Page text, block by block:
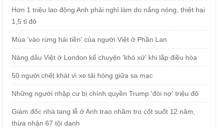
Hơn 1 triệu lao động Anh phải nghỉ làm do nắng nóng, thiệt hại
1,5 tỉ đô
Mùa 'vào rừng hái tiền' của người Việt ở Phần Lan
Nàng dâu Việt ở London kể chuyện 'khó xử' khi lắp điều hòa
50 người chết khát vì xe tải hỏng giữa sa mạc
Những người nhập cư bị chính quyền Trump 'đòi nợ' triệu đô
Giám đốc nhà tang lễ ở Anh trao nhầm tro cốt suốt 12 năm,
thừa nhận 67 tội danh